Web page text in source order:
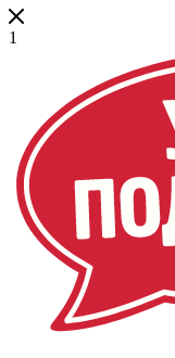
1